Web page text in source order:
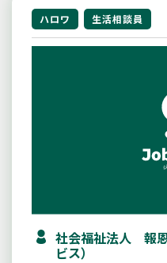
ハロワ 生活相談員
社会福祉法人 報
ビス）